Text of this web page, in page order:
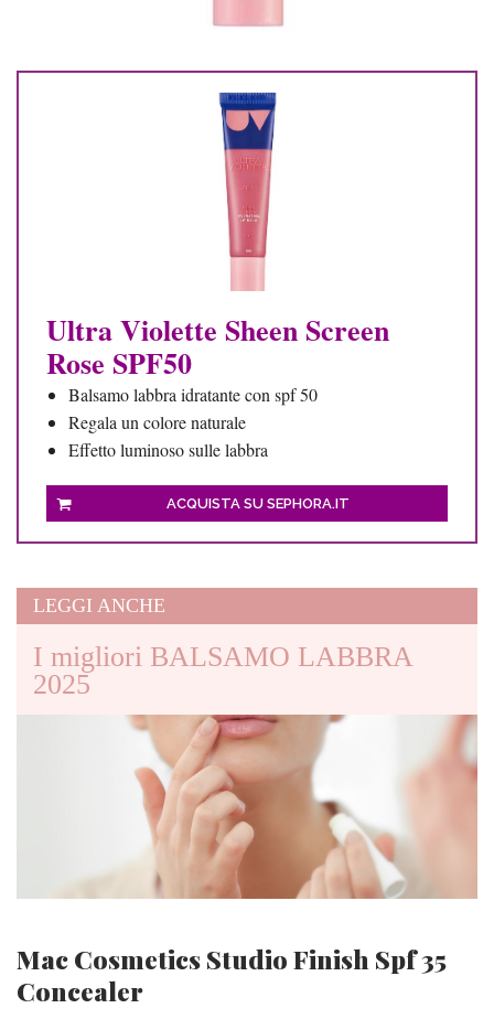
Ultra Violette Sheen Screen
Rose SPF50
Balsamo labbra idratante con spf 50
Regala un colore naturale
Effetto luminoso sulle labbra
ACQUISTA SU SEPHORA.IT
LEGGI ANCHE
I migliori BALSAMO LABBRA
2025
Mac Cosmetics Studio Finish Spf 35
Concealer